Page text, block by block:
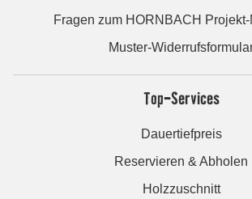
Fragen zum HORNBACH
Muster-
Top-Services
Dauertiefpreis
Reservieren & Abholen
Holzzuschnitt